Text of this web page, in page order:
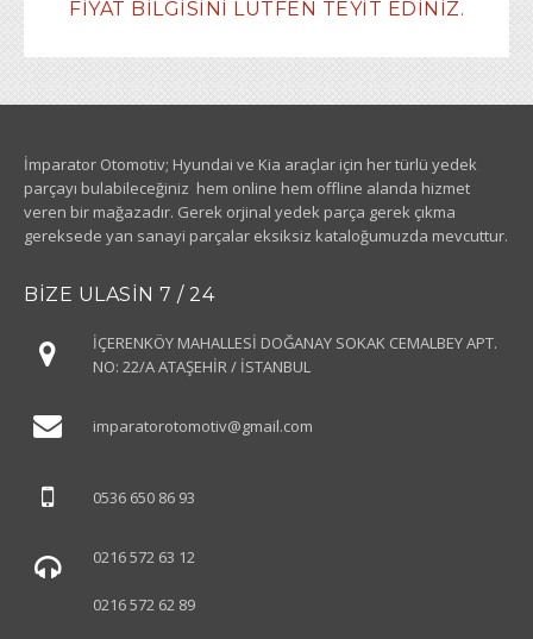
FIYAT BILGISINI LÜTFEN TEYIT EDINIZ.
İmparator Otomotiv; Hyundai ve Kia araçlar için her türlü yedek
parçayı bulabileceğiniz hem online hem offline alanda hizmet
veren bir mağazadır. Gerek orjinal yedek parça gerek çıkma
gereksede yan sanayi parçalar eksiksiz kataloğumuzda mevcuttur.
BIZE ULASIN 7 / 24
İÇERENKÖY MAHALLESİ DOĞANAY SOKAK CEMALBEY APT.
NO: 22/A ATAŞEHİR / İSTANBUL
imparatorotomotiv@gmail.com
0536 650 86 93
0216 572 63 12
0216 572 62 89